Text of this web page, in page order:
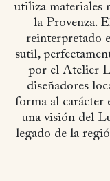
utiliza materiales
la Provenza.
reinterpretado
sutil,
por el Atelier
diseñadores
forma al carácter
una visión del
legado de la